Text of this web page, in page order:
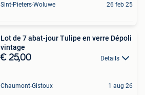
Sint-Pieters-Woluwe 26 feb 25
Lot de 7 abat-jour Tulipe en verre Dépoli
vintage
€ 25,00 Details
Chaumont-Gistoux 1 aug 26